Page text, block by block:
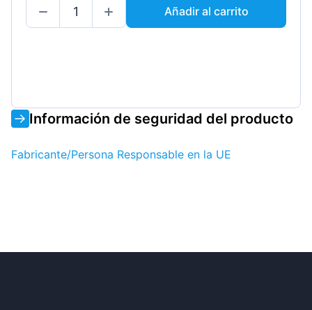
Añadir al carrito
Información de seguridad del producto
Fabricante/Persona Responsable en la UE